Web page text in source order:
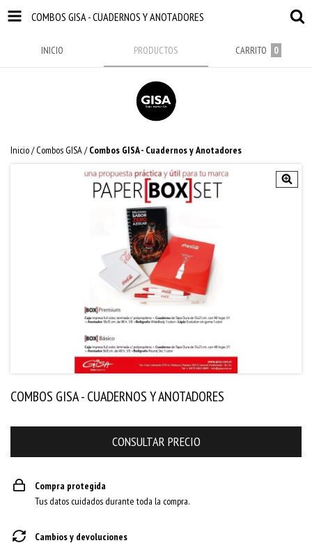
COMBOS GISA - CUADERNOS Y ANOTADORES
INICIO PRODUCTOS CARRITO 0
Inicio/ Combos GISA/ Combos GISA - Cuadernos y Anotadores
COMBOS GISA - CUADERNOS Y ANOTADORES
Compra protegida
Tus datos cuidados durante toda la compra.
Cambios y devoluciones